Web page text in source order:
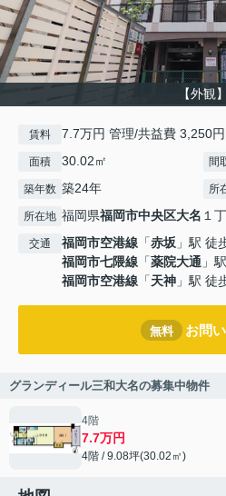
【外観】
賃料 7.7万円 管理/共益費 3,250円
面積 30.02㎡ 間
築年数 築24年 所
所在地 福岡県福岡市中央区大名 １
交通 福岡市空港線 「赤坂 」駅 徒
福岡市七隈線 「薬院大通 」
福岡市空港線 「天神 」駅 徒
無料 お問
グランディール三和大名の募集中物件
4階
7.7万円
4階 / 9.08坪(30.02㎡)